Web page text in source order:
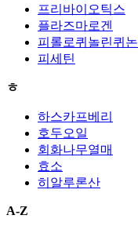
프리바이오틱스
플라즈마로겐
피롤로퀴놀린퀴논
피세틴
ㅎ
하스카프베리
호두오일
회화나무열매
효소
히알루론산
A-Z